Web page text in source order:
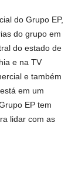
do Grupo EP,
do grupo em
do estado de
e na TV
e também
em um
EP tem
lidar com as